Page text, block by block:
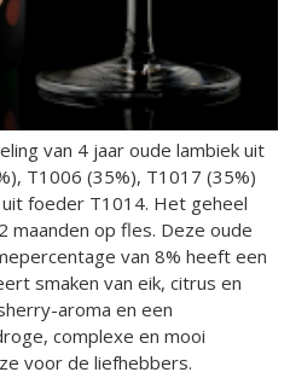
van 4 jaar oude lambiek uit
T1006 (35%), T1017 (35%)
foeder T1014. Het geheel
maanden op fles. Deze oude
van 8% heeft een
smaken van eik, citrus en
aroma en een
complexe en mooi
voor de liefhebbers.